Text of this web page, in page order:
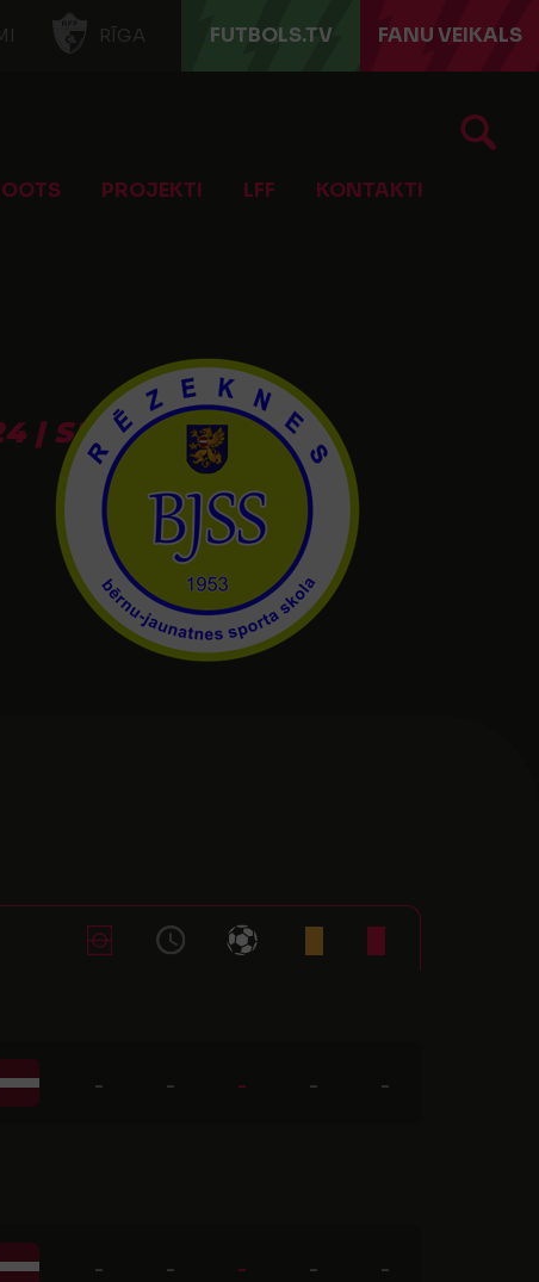
RĪGA FUTBOLS.TV FANU VEIKALS
PROJEKTI LFF KONTAKTI
| SPĒLES PAR 1.-8.
- - - - -
- - - - -